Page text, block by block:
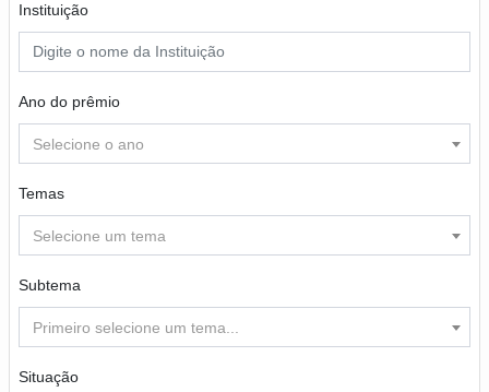
Instituição
Ano do prêmio
Selecione o ano
Temas
Selecione um tema
Subtema
Primeiro selecione um tema...
Situação